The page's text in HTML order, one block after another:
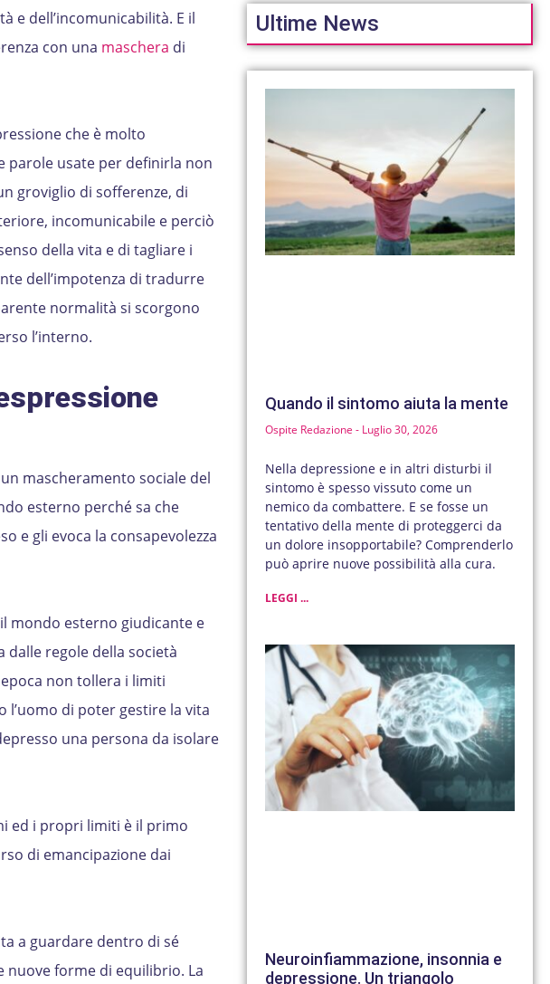
e dell’incomunicabilità. E il
con una maschera di
che è molto
parole usate per definirla non
groviglio di sofferenze, di
incomunicabile e perciò
della vita e di tagliare i
dell’impotenza di tradurre
normalità si scorgono
l’interno.
mascheramento sociale del
esterno perché sa che
e gli evoca la consapevolezza
mondo esterno giudicante e
dalle regole della società
non tollera i limiti
l’uomo di poter gestire la vita
una persona da isolare
ed i propri limiti è il primo
di emancipazione dai
a guardare dentro di sé
forme di equilibrio. La
Ultime News
Quando il sintomo aiuta la mente
Ospite Redazione Luglio 30, 2026
Nella depressione e in altri disturbi il
sintomo è spesso vissuto come un
nemico da combattere. E se fosse un
tentativo della mente di proteggerci da
un dolore insopportabile? Comprenderlo
può aprire nuove possibilità alla cura.
LEGGI ...
Neuroinfiammazione, insonnia e
depressione. Un triangolo